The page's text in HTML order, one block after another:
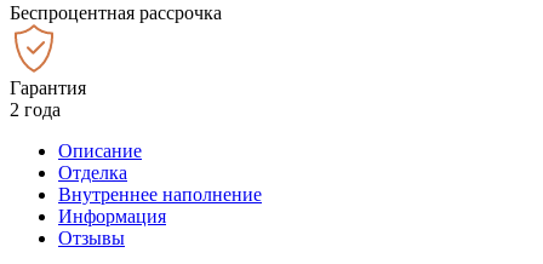
Беспроцентная рассрочка
Гарантия
2 года
Описание
Отделка
Внутреннее наполнение
Информация
Отзывы